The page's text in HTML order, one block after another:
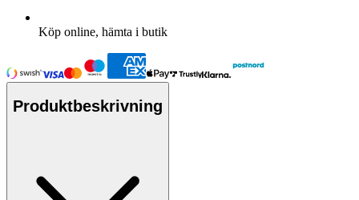
Köp online, hämta i butik
Produktbeskrivning